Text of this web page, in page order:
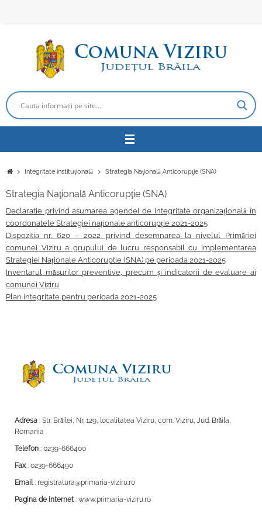
PrimaIntegritate instituțională Strategia Naţională Anticorupţie (SNA)
Strategia Naţională Anticorupţie (SNA)
Declaratie privind asumarea agendei de integritate organizațională în
coordonatele Strategiei naționale anticorupție 2021-2025
Dispozitia nr. 620 – 2022 privind desemnarea la nivelul Primăriei
comunei Viziru a grupului de lucru responsabil cu implementarea
Strategiei Naționale Anticoruptie (SNA) pe perioada 2021-2025
Inventarul măsurilor preventive, precum și indicatorii de evaluare ai
comunei Viziru
Plan integritate pentru perioada 2021-2025
Adresa : Str. Brăilei, Nr. 129, localitatea Viziru, com. Viziru, Jud. Brăila,
Romania
Telefon : 0239-666400
Fax: 0239-666490
Email: registratura@primaria-viziru.ro
Pagina de internet: www.primaria-viziru.ro